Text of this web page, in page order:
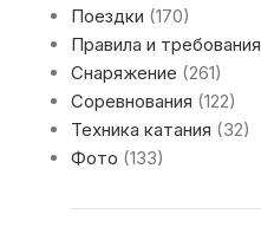
Поездки (170)
Правила и требования
Снаряжение (261)
Соревнования (122)
Техника катания (32)
Фото (133)